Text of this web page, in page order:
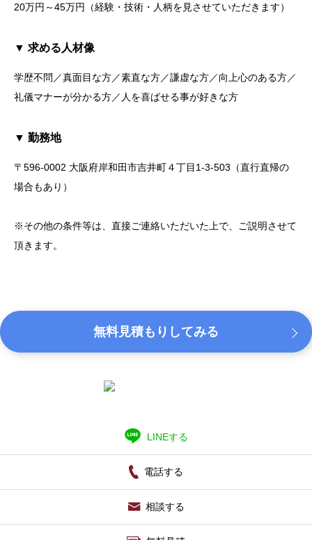
20万円～45万円（経験・技術・人柄を見させていただきます）
▼ 求める人材像
学歴不問／真面目な方／素直な方／謙虚な方／向上心のある方／
礼儀マナーが分かる方／人を喜ばせる事が好きな方
▼ 勤務地
〒596-0002 大阪府岸和田市吉井町４丁目1-3-503（直行直帰の
場合もあり）
※その他の条件等は、直接ご連絡いただいた上で、ご説明させて
頂きます。
無料見積もりしてみる
LINEする
電話する
相談する